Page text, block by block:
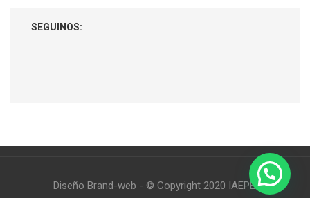
SEGUINOS:
Diseño Brand-web - © Copyright 2020 IAEPE.